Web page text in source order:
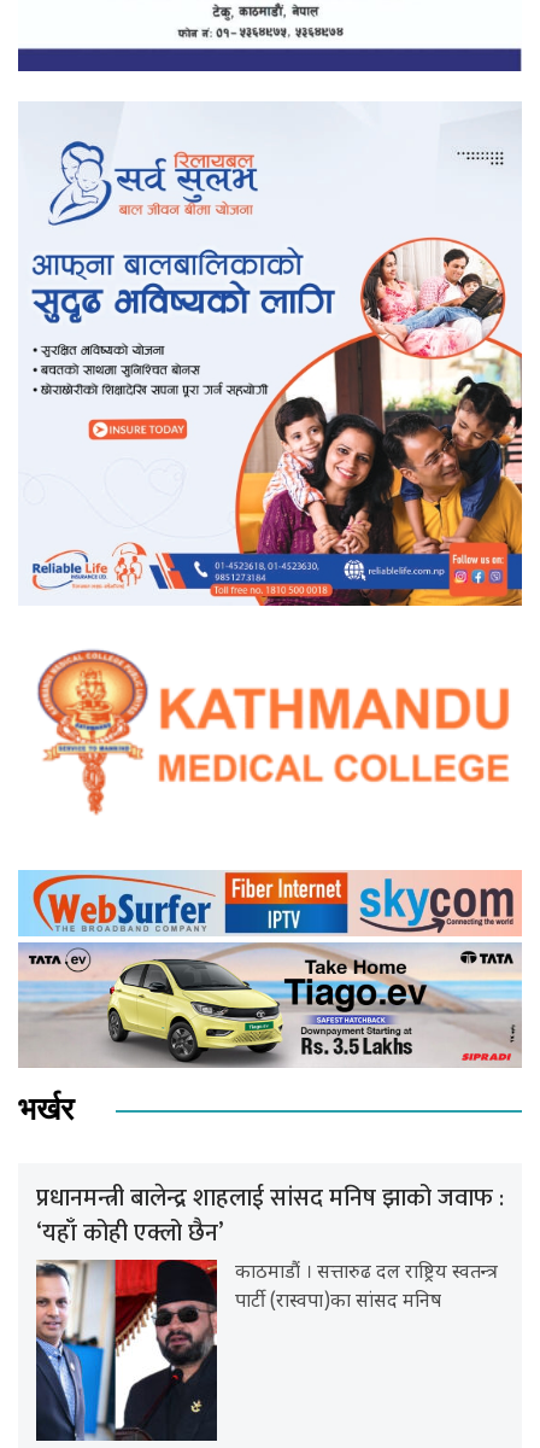
भर्खर
प्रधानमन्त्री बालेन्द्र शाहलाई सांसद मनिष झाको जवाफ :
‘यहाँ कोही एक्लो छैन’
काठमाडौं । सत्तारुढ दल राष्ट्रिय स्वतन्त्र
पार्टी (रास्वपा)का सांसद मनिष